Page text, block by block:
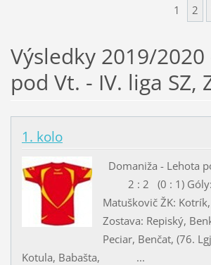
1 2
Výsledky 2019/
pod Vt. - IV. liga SZ,
1. kolo
Domaniža - Lehota
2 : 2 (0 : 1) Góly:
Matuškovič ŽK:
Zostava: Repiský,
Peciar, Benčat, (76.
Kotula, Babašta, ...